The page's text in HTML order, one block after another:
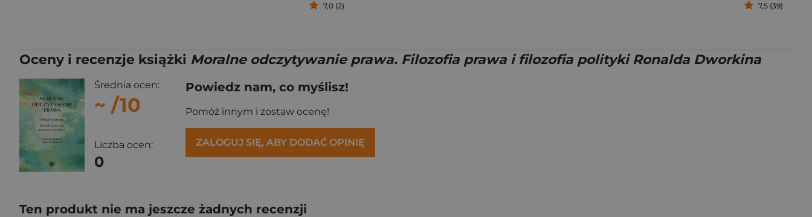
7,0 (2) 7,5 (39)
Oceny i recenzje książki Moralne odczytywanie prawa. Filozofia prawa i filozofia polityki Ronalda Dworkina
Średnia ocen:
~ /10
Liczba ocen:
0
Powiedz nam, co myślisz!
Pomóż innym i zostaw ocenę!
ZALOGUJ SIĘ, ABY DODAĆ OPINIĘ
Ten produkt nie ma jeszcze żadnych recenzji